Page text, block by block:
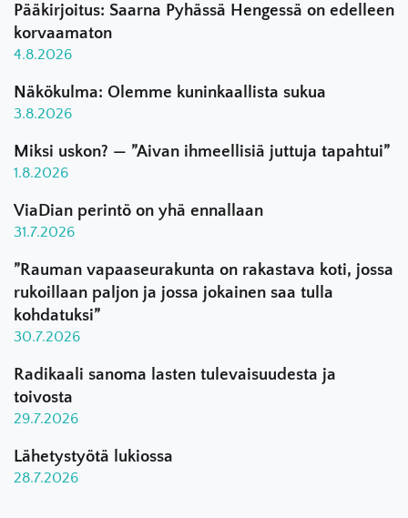
Pääkirjoitus: Saarna Pyhässä Hengessä on edelleen
korvaamaton
4.8.2026
Näkökulma: Olemme kuninkaallista sukua
3.8.2026
Miksi uskon? — ”Aivan ihmeellisiä juttuja tapahtui”
1.8.2026
ViaDian perintö on yhä ennallaan
31.7.2026
”Rauman vapaaseurakunta on rakastava koti, jossa
rukoillaan paljon ja jossa jokainen saa tulla
kohdatuksi”
30.7.2026
Radikaali sanoma lasten tulevaisuudesta ja
toivosta
29.7.2026
Lähetystyötä lukiossa
28.7.2026